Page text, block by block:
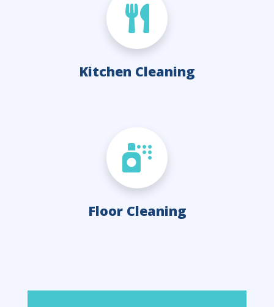
Kitchen Cleaning
Floor Cleaning